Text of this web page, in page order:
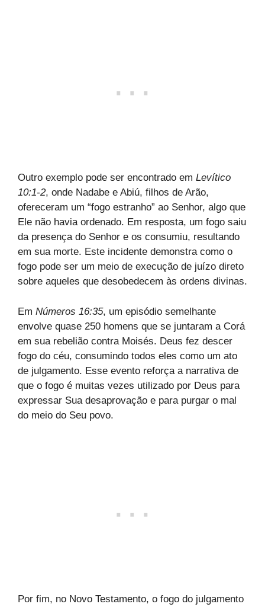
Outro exemplo pode ser encontrado em Levítico
10:1-2, onde Nadabe e Abiú, filhos de Arão,
ofereceram um “fogo estranho” ao Senhor, algo que
Ele não havia ordenado. Em resposta, um fogo saiu
da presença do Senhor e os consumiu, resultando
em sua morte. Este incidente demonstra como o
fogo pode ser um meio de execução de juízo direto
sobre aqueles que desobedecem às ordens divinas.
Em Números 16:35, um episódio semelhante
envolve quase 250 homens que se juntaram a Corá
em sua rebelião contra Moisés. Deus fez descer
fogo do céu, consumindo todos eles como um ato
de julgamento. Esse evento reforça a narrativa de
que o fogo é muitas vezes utilizado por Deus para
expressar Sua desaprovação e para purgar o mal
do meio do Seu povo.
Por fim, no Novo Testamento, o fogo do julgamento